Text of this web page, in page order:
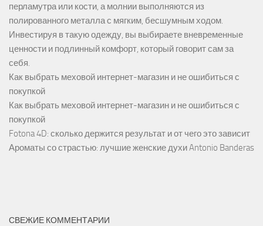
перламутра или кости, а молнии выполняются из
полированного металла с мягким, бесшумным ходом.
Инвестируя в такую одежду, вы выбираете вневременные
ценности и подлинный комфорт, который говорит сам за
себя.
Как выбрать меховой интернет-магазин и не ошибиться с
покупкой
Как выбрать меховой интернет-магазин и не ошибиться с
покупкой
Fotona 4D: сколько держится результат и от чего это зависит
Ароматы со страстью: лучшие женские духи Antonio Banderas
СВЕЖИЕ КОММЕНТАРИИ